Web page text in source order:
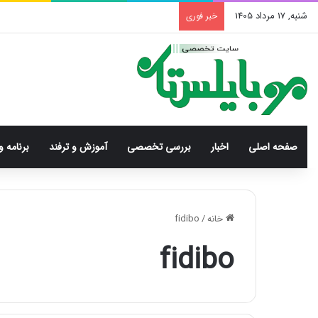
شنبه, 17 مرداد 1405 خبر فوری
صفحه اصلی اخبار بررسی‌ تخصصی آموزش و ترفند برنامه
خانه/
fidibo
fidibo